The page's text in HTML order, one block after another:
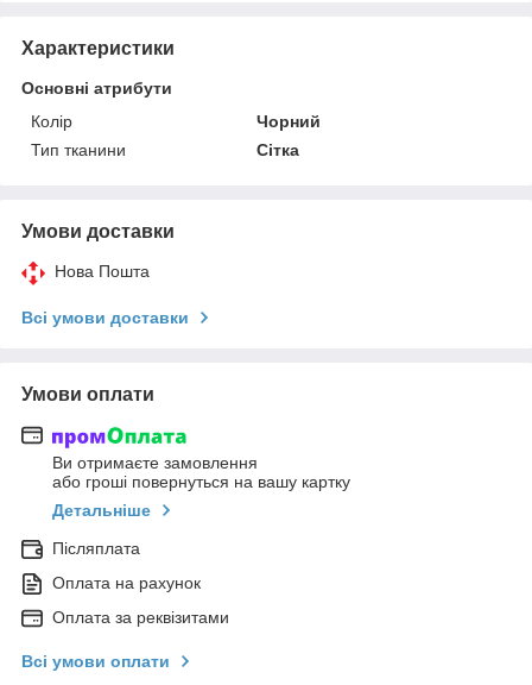
Характеристики
Основні атрибути
Колір
Чорний
Тип тканини
Сітка
Умови доставки
Нова Пошта
Всі умови доставки
Умови оплати
Ви отримаєте замовлення
або гроші повернуться на вашу картку
Детальніше
Післяплата
Оплата на рахунок
Оплата за реквізитами
Всі умови оплати